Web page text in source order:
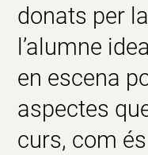
donats per
l’alumne
en escena
aspectes
curs, com